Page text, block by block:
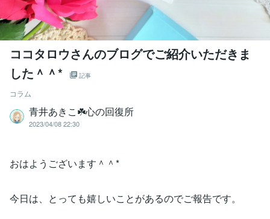
ココタロウさんのブログでご紹介いただきま
した＾＾*
記事
コラム
青井あきこ☘️心の回復所
2023/04/08 22:30
おはようございます＾＾*
今日は、とっても嬉しいことがあるのでご報告です。